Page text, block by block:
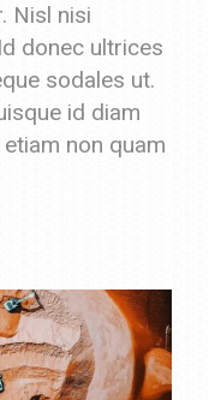
Nisl nisi
donec ultrices
sodales ut.
id diam
non quam